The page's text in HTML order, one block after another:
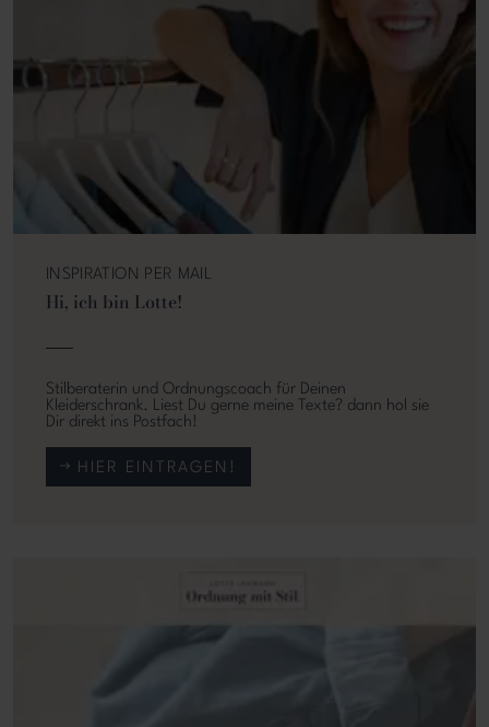
INSPIRATION PER MAIL
Hi, ich bin Lotte!
Stilberaterin und Ordnungscoach für Deinen
Kleiderschrank. Liest Du gerne meine Texte? dann hol sie
Dir direkt ins Postfach!
HIER EINTRAGEN!